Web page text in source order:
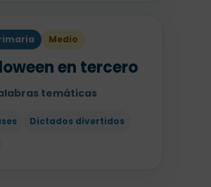
Medio
en tercero
temáticas
Dictados divertidos